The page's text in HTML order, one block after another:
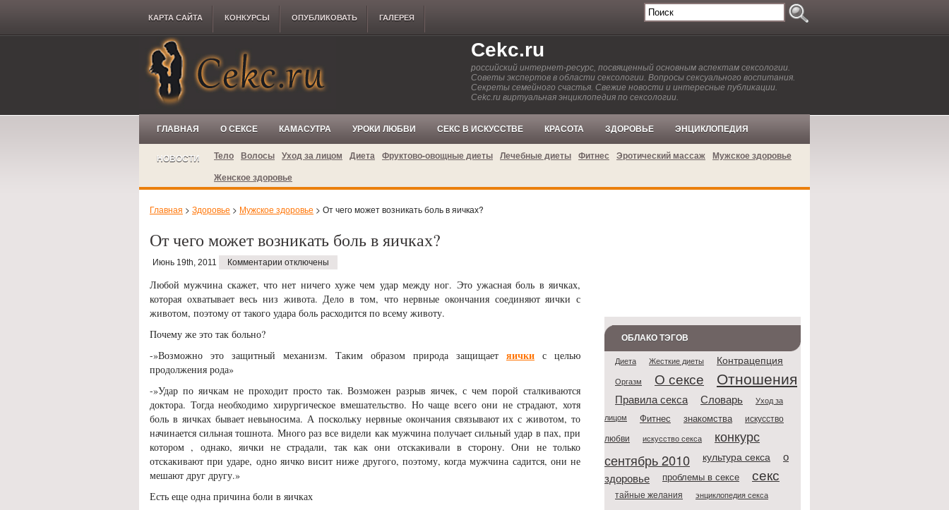
КАРТА САЙТА КОНКУРCЫ ОПУБЛИКОВАТЬ ГАЛЕРЕЯ
Cekc.ru
российский интернет-ресурс, посвященный основным аспектам сексологии.
Советы экспертов в области сексологии. Вопросы сексуального воспитания.
Секреты семейного счастья. Свежие новости и интересные публикации.
Cekc.ru виртуальная энциклопедия по сексологии.
ГЛАВНАЯ О СЕКСЕ КАМАСУТРА УРОКИ ЛЮБВИ СЕКС В ИСКУССТВЕ КРАСОТА ЗДОРОВЬЕ ЭНЦИКЛОПЕДИЯ
НОВОСТИ Тело Волосы Уход за лицом Диета Фруктово-овощные диеты Лечебные диеты Фитнес Эротический массаж Мужское здоровье
Женское здоровье
Главная > Здоровье > Мужское здоровье > От чего может возникать боль в яичках?
От чего может возникать боль в яичках?
Июнь 19th, 2011 Комментарии отключены
Любой мужчина скажет, что нет ничего хуже чем удар между ног. Это ужасная боль в яичках,
которая охватывает весь низ живота. Дело в том, что нервные окончания соединяют яички с
животом, поэтому от такого удара боль расходится по всему животу.
Почему же это так больно?
-»Возможно это защитный механизм. Таким образом природа защищает яички с целью
продолжения рода»
-»Удар по яичкам не проходит просто так. Возможен разрыв яичек, с чем порой сталкиваются
доктора. Тогда необходимо хирургическое вмешательство. Но чаще всего они не страдают, хотя
боль в яичках бывает невыносима. А поскольку нервные окончания связывают их с животом, то
начинается сильная тошнота. Много раз все видели как мужчина получает сильный удар в пах, при
котором , однако, яички не страдали, так как они отскакивали в сторону. Они не только
отскакивают при ударе, одно яичко висит ниже другого, поэтому, когда мужчина садится, они не
мешают друг другу.»
Есть еще одна причина боли в яичках
ОБЛАКО ТЭГОВ
Диета Жесткие диеты Контрацепция
Оргазм О сексе Отношения
Правила секса Словарь Уход за
лицом Фитнес знакомства искусство
любви искусство секса конкурс
сентябрь 2010 культура секса о
здоровье проблемы в сексе секс
тайные желания энциклопедия секса